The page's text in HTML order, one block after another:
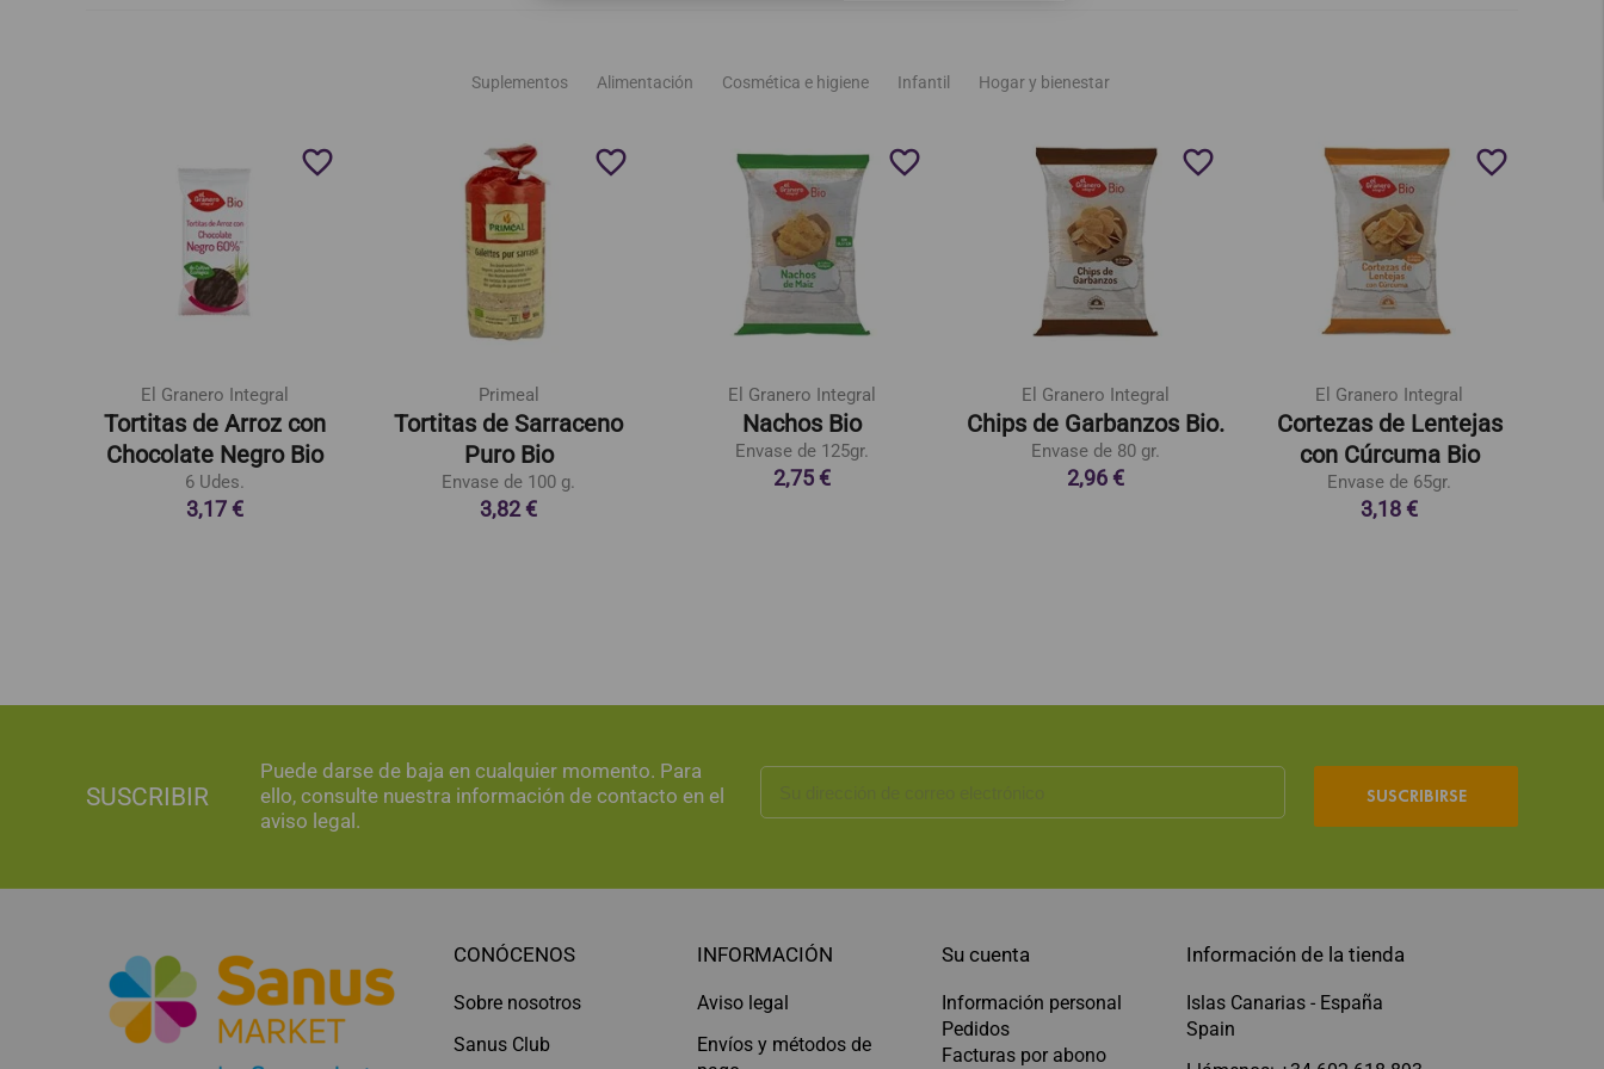
Suplementos Alimentación Cosmética e higiene Infantil Hogar y bienestar
El Granero Integral
Tortitas de Arroz con
Chocolate Negro Bio
6 Udes.
3,17 €
favorite_border
Primeal
Tortitas de Sarraceno
Puro Bio
Envase de 100 g.
3,82 €
favorite_border
El Granero Integral
Nachos Bio
Envase de 125gr.
2,75 €
favorite_border
El Granero Integral
Chips de Garbanzos Bio.
Envase de 80 gr.
2,96 €
favorite_border
El Granero Integral
Cortezas de Lentejas
con Cúrcuma Bio
Envase de 65gr.
3,18 €
favorite_border
SUSCRIBIR
Puede darse de baja en cualquier momento. Para
ello, consulte nuestra información de contacto en el
aviso legal.
SUSCRIBIRSE
CONÓCENOS
Sobre nosotros
Sanus Club
INFORMACIÓN
Aviso legal
Envíos y métodos de
Su cuenta
Información personal
Pedidos
Facturas por abono
Información de la tienda
Islas Canarias - España
Spain